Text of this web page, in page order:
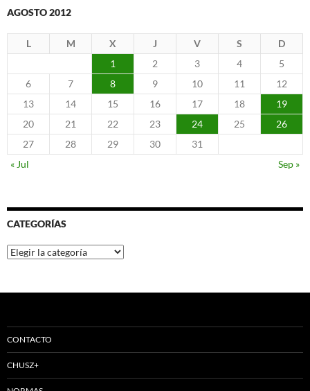
AGOSTO 2012
L M X J V S
D
1
2 3 4
5
6
7 8 9 10 11
12
13
14 15 16 17 18
19
20
21 22 23 24 25
26
27
28 29 30
31
« Jul
Sep »
CATEGORÍAS
Categorías
CONTACTO
CHUSZ+